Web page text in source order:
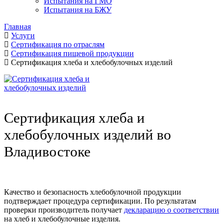
Испытания на БЖУ
Главная
Услуги
Сертификация по отраслям
Сертификация пищевой продукции
Сертификация хлеба и хлебобулочных изделий
Сертификация хлеба и
хлебобулочных изделий во
Владивостоке
Качество и безопасность хлебобулочной продукции
подтверждает процедура сертификации. По результатам
проверки производитель получает декларацию о соответствии
на хлеб и хлебобулочные изделия.